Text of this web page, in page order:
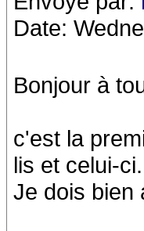
Date:
Bonjour à
c'est la
lis et celui-
Je dois bien